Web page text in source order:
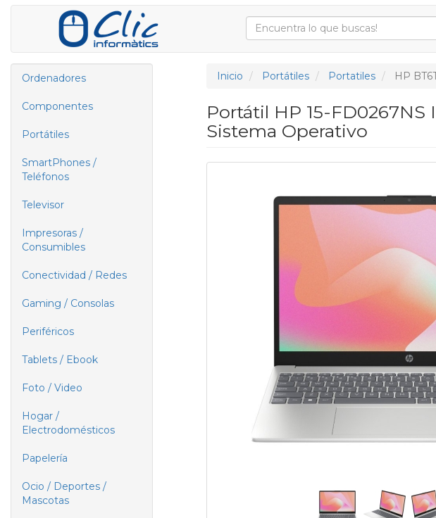
Ordenadores
Componentes
Portátiles
SmartPhones /
Teléfonos
Televisor
Impresoras /
Consumibles
Conectividad / Redes
Gaming / Consolas
Periféricos
Tablets / Ebook
Foto / Video
Hogar /
Electrodomésticos
Papelería
Ocio / Deportes /
Mascotas
Inicio Portátiles Portatiles HP
Portátil HP 15-FD0267NS
Sistema Operativo